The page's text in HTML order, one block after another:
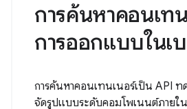
การค้นหาคอนเท
การออกแบบในเบ
การค้นหาคอนเทนเนอร์เป็น API
จัดรูปแบบระดับคอมโพเนนต์ภายใ